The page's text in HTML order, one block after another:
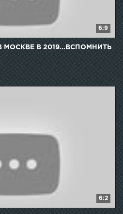
6:9
В 2019...ВСПОМНИТЬ
6:2